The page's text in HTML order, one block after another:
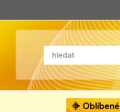
Oblíbené